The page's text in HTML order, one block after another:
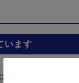
います